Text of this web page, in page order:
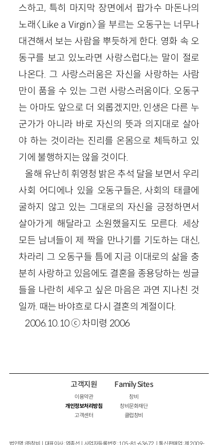
스하고, 특히 마지막 장면에서 팝가수 마돈나의
노래〈Like a Virgin〉을 부르는 오동구는 너무나
대견해서 보는 사람을 뿌듯하게 한다. 영화 속 오
동구를 보고 있노라면 사랑스럽다,는 말이 절로
나온다. 그 사랑스러움은 자신을 사랑하는 사람
만이 품을 수 있는 그런 사랑스러움이다. 오동구
는 아마도 앞으로 더 외롭겠지만, 인생은 다른 누
군가가 아니라 바로 자신의 뜻과 의지대로 살아
야 하는 것이라는 진리를 온몸으로 체득하고 있
기에 불행하지는 않을 것이다.
올해 유난히 휘영청 밝은 추석 달을 보면서 우리
사회 어디에나 있을 오동구들은, 사회의 태클에
굴하지 않고 있는 그대로의 자신을 긍정하면서
살아가게 해달라고 소원했을지도 모른다. 세상
모든 남녀들이 제 짝을 만나기를 기도하는 대신,
차라리 그 오동구들 틈에 지금 이대로의 삶을 충
분히 사랑하고 있음에도 결혼을 종용당하는 씽글
들을 나란히 세우고 싶은 마음은 과연 지나친 것
일까. 때는 바야흐로 다시 결혼의 계절이다.
2006.10.10 ⓒ 차미령 2006
고객지원
이용약관
개인정보처리방침
고객센터
Family Sites
창비
창비문화재단
클럽창비
법인명 : ㈜창비ㅣ대표이사 : 염종선ㅣ사업자등록번호 : 105-81-63672ㅣ통신판매업 : 제 2009-